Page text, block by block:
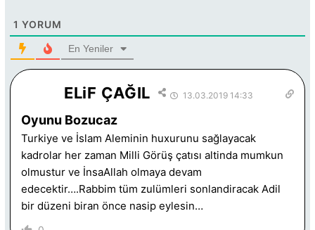
1 YORUM
En Yeniler
ELiF ÇAĞIL 13.03.2019 14:33
Oyunu Bozucaz
Turkiye ve İslam Aleminin huxurunu sağlayacak
kadrolar her zaman Milli Görüş çatısı altinda mumkun
olmustur ve İnsaAllah olmaya devam
edecektir….Rabbim tüm zulümleri sonlandiracak Adil
bir düzeni biran önce nasip eylesin…